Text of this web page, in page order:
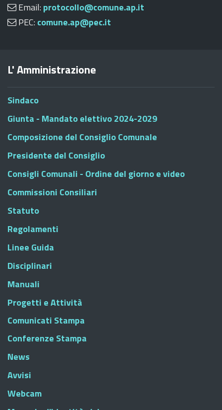
Email: protocollo@comune.ap.it
PEC: comune.ap@pec.it
L' Amministrazione
Sindaco
Giunta - Mandato elettivo 2024-2029
Composizione del Consiglio Comunale
Presidente del Consiglio
Consigli Comunali - Ordine del giorno e video
Commissioni Consiliari
Statuto
Regolamenti
Linee Guida
Disciplinari
Manuali
Progetti e Attività
Comunicati Stampa
Conferenze Stampa
News
Avvisi
Webcam